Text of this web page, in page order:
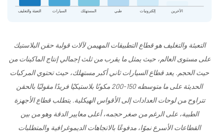
التعبئة والتغليف السيارات المستهلك طبي إلكترونيات الآخرين
التعبئة والتغليف هو قطاع التطبيقات المهيمن لآلات قولبة حقن البلاستيك
على مستوى العالم، حيث يمثل ما يقرب من ثلث إجمالي إنتاج الماكينات من
حيث الحجم. يعد قطاع السيارات ثاني أكبر مستهلك، حيث تحتوي المركبات
الحديثة على ما متوسطه 150-200 مكونًا بلاستيكيًا فريدًا مقولبًا بالحقن
تتراوح من لوحات العدادات إلى الأقواس الهيكلية. يتطلب قطاع الأجهزة
الطبية، على الرغم من صغر حجمه، أعلى معايير الدقة وهو من بين
القطاعات الأسرع نموًا، مدفوعًا بالاتجاهات الديموغرافية والمتطلبات